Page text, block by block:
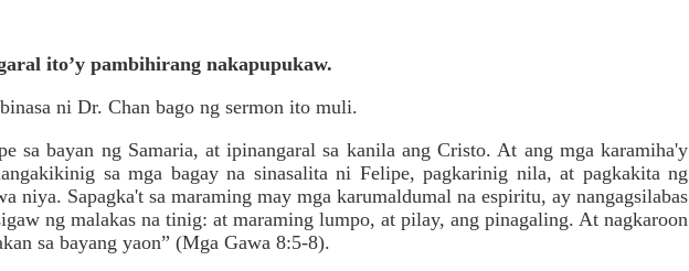
ito’y pambihirang nakapupukaw.
ni Dr. Chan bago ng sermon ito muli.
sa bayan ng Samaria, at ipinangaral sa kanila ang Cristo. At ang mga karamiha'y
sa mga bagay na sinasalita ni Felipe, pagkarinig nila, at pagkakita ng
niya. Sapagka't sa maraming may mga karumaldumal na espiritu, ay nangagsilabas
ng malakas na tinig: at maraming lumpo, at pilay, ang pinagaling. At nagkaroon
sa bayang yaon” (Mga Gawa 8:5-8).